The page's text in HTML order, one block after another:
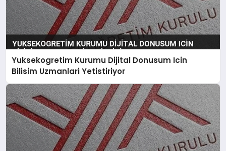
Yuksekogretim Kurumu Dijital Donusum Icin
Bilisim Uzmanlari Yetistiriyor